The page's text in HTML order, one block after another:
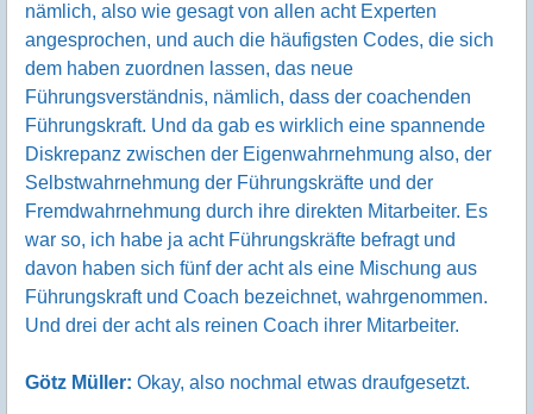
nämlich, also wie gesagt von allen acht Experten
angesprochen, und auch die häufigsten Codes, die sich
dem haben zuordnen lassen, das neue
Führungsverständnis, nämlich, dass der coachenden
Führungskraft. Und da gab es wirklich eine spannende
Diskrepanz zwischen der Eigenwahrnehmung also, der
Selbstwahrnehmung der Führungskräfte und der
Fremdwahrnehmung durch ihre direkten Mitarbeiter. Es
war so, ich habe ja acht Führungskräfte befragt und
davon haben sich fünf der acht als eine Mischung aus
Führungskraft und Coach bezeichnet, wahrgenommen.
Und drei der acht als reinen Coach ihrer Mitarbeiter.
Götz Müller: Okay, also nochmal etwas draufgesetzt.